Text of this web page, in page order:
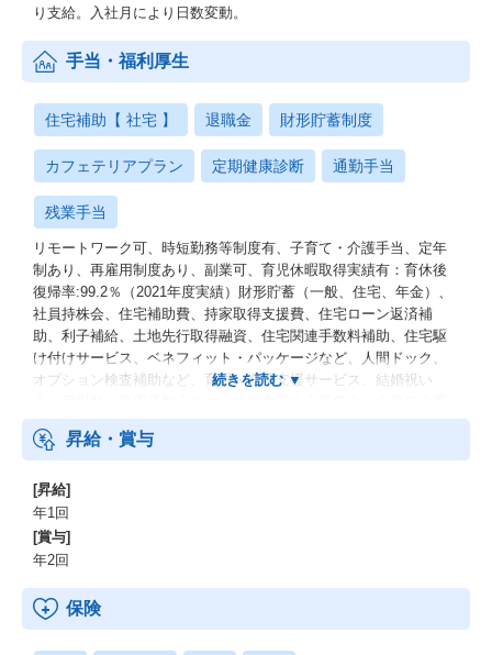
り支給。入社月により日数変動。
手当・福利厚生
住宅補助【 社宅 】 退職金 財形貯蓄制度
カフェテリアプラン 定期健康診断 通勤手当
残業手当
リモートワーク可、時短勤務等制度有、子育て・介護手当、定年
制あり、再雇用制度あり、副業可、育児休暇取得実績有：育休後
復帰率:99.2％（2021年度実績）財形貯蓄（一般、住宅、年金）、
社員持株会、住宅補助費、持家取得支援費、住宅ローン返済補
助、利子補給、土地先行取得融資、住宅関連手数料補助、住宅駆
け付けサービス、ベネフィット・パッケージなど、人間ドック、
オプション検査補助など、育児・介護支援サービス、結婚祝い
金、確定拠出年金）、電気通信共済会(個人年金、遺児育英基金)
昇給・賞与
[昇給]
年1回
[賞与]
年2回
保険